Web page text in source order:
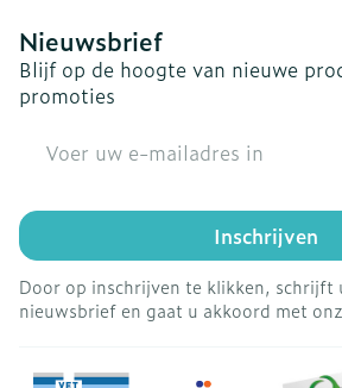
Nieuwsbrief
Blijf op de hoogte van nieuwe
promoties
Inschrijven
Door op inschrijven te klikken, schrijft
nieuwsbrief en gaat u akkoord met